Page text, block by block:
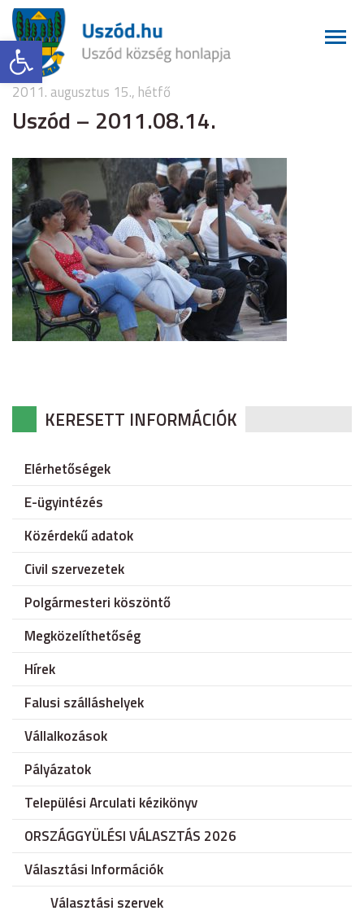
Eszköztár megnyitása
2011. augusztus 15., hétfő
Uszód – 2011.08.14.
KERESETT INFORMÁCIÓK
Elérhetőségek
E-ügyintézés
Közérdekű adatok
Civil szervezetek
Polgármesteri köszöntő
Megközelíthetőség
Hírek
Falusi szálláshelyek
Vállalkozások
Pályázatok
Települési Arculati kézikönyv
ORSZÁGGYÜLÉSI VÁLASZTÁS 2026
Választási Információk
Választási szervek